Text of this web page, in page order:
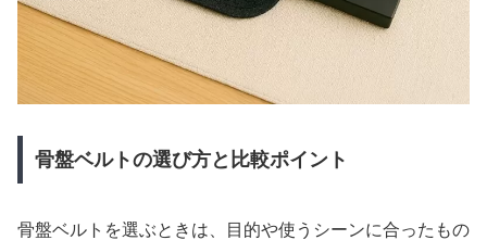
骨盤ベルトの選び方と比較ポイント
骨盤ベルトを選ぶときは、目的や使うシーンに合ったもの